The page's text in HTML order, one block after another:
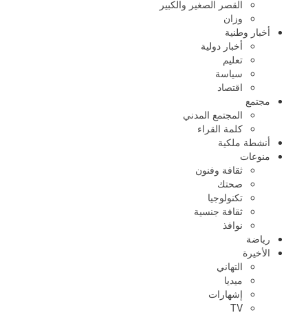
القصر الصغير والكبير
وزان
أخبار وطنية
أخبار دولية
تعليم
سياسة
اقتصاد
مجتمع
المجتمع المدني
كلمة القراء
أنشطة ملكية
منوعات
ثقافة وفنون
صحتك
تكنولوجيا
ثقافة جنسية
نوافذ
رياضة
الأخيرة
التهاني
ميديا
إشهارات
TV